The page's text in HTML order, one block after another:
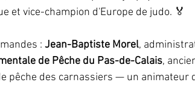
et vice-champion d'Europe de judo. 🏅
: Jean-Baptiste Morel,
de Pêche du Pas-de-Calais,
pêche des carnassiers — un animateur